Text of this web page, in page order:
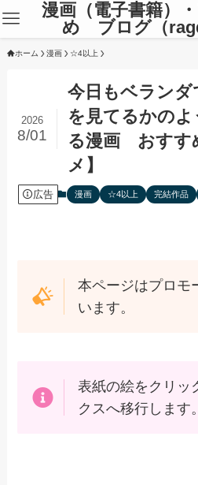
漫画（電子書籍）
め ブログ（
ホーム 漫画 ☆4以上
今日もベラン
を見てるかの
る漫画 おすす
メ】
2026
8/01
広告 漫画 ☆4以上 完結作品
本ページはプロモ
います。
表紙の絵をクリッ
クスへ移行します。